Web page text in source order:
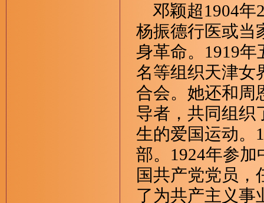
邓颖超1904年
杨振德行医或当
身革命。1919
名等组织天津女
合会。她还和周
导者，共同组织
生的爱国运动。
部。1924年参
国共产党党员，
了为共产主义事